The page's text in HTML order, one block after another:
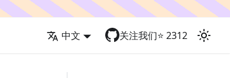
中文 关注我们⭐️ 2312